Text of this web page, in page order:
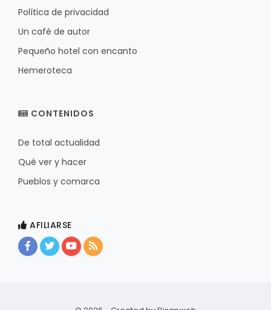
Política de privacidad
Un café de autor
Pequeño hotel con encanto
Hemeroteca
CONTENIDOS
De total actualidad
Qué ver y hacer
Pueblos y comarca
AFILIARSE